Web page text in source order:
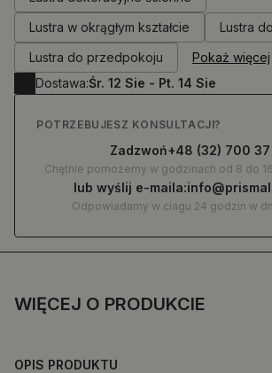
WIĘCEJ O PRODUKCIE
OPIS PRODUKTU
Lustra w okrągłym kształcie
Lustra
Lustra do przedpokoju
Pokaż więcej
Dostawa:Śr. 12 Sie - Pt. 14 Sie
POTRZEBUJESZ KONSULTACJI?
Zadzwoń+48 (32) 700 37
Chętnie pomożemy w godzinach od 8 do
lub wyślij e-maila:
Odpowiadamy w ciagu 24 godzin w